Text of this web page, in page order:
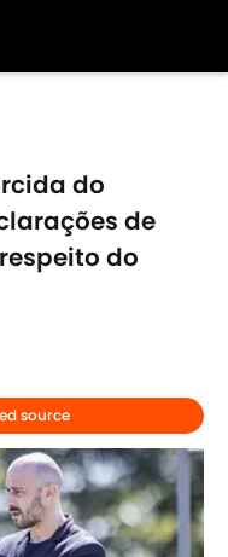
do
de
do
source